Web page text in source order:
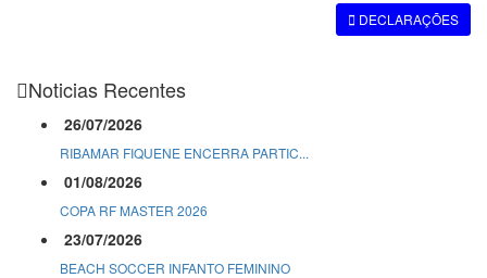
DECLARAÇÕES
Noticias Recentes
26/07/2026
RIBAMAR FIQUENE ENCERRA PARTIC...
01/08/2026
COPA RF MASTER 2026
23/07/2026
BEACH SOCCER INFANTO FEMININO